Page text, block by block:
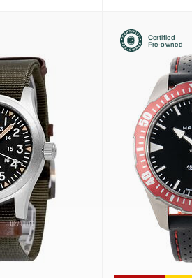
Certified
Pre-owned